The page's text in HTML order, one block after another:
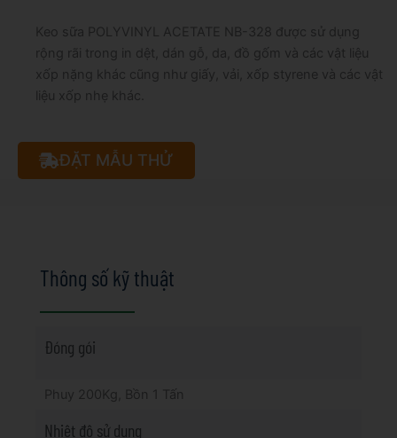
Keo sữa POLYVINYL ACETATE NB-328 được sử dụng
rộng rãi trong in dệt, dán gỗ, da, đồ gốm và các vật liệu
xốp nặng khác cũng như giấy, vải, xốp styrene và các vật
liệu xốp nhẹ khác.
ĐẶT MẪU THỬ
Thông số kỹ thuật
Đóng gói
Phuy 200Kg, Bồn 1 Tấn
Nhiệt độ sử dụng